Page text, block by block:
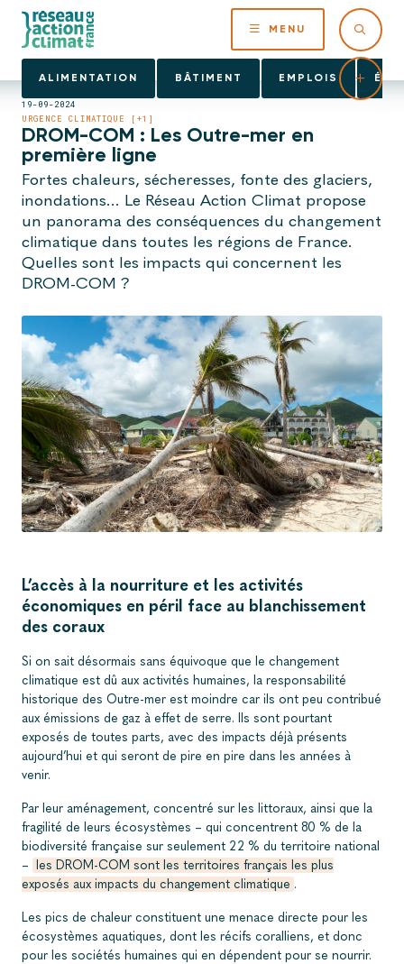
MENU
ALIMENTATION BÂTIMENT EMPLOIS
19-09-2024
URGENCE CLIMATIQUE [+1]
DROM-COM : Les Outre-mer en
première ligne
Fortes chaleurs, sécheresses, fonte des glaciers,
inondations... Le Réseau Action Climat propose
un panorama des conséquences du changement
climatique dans toutes les régions de France.
Quelles sont les impacts qui concernent les
DROM-COM ?
L’accès à la nourriture et les activités
économiques en péril face au blanchissement
des coraux
Si on sait désormais sans équivoque que le changement
climatique est dû aux activités humaines, la responsabilité
historique des Outre-mer est moindre car ils ont peu contribué
aux émissions de gaz à effet de serre. Ils sont pourtant
exposés de toutes parts, avec des impacts déjà présents
aujourd’hui et qui seront de pire en pire dans les années à
venir.
Par leur aménagement, concentré sur les littoraux, ainsi que la
fragilité de leurs écosystèmes – qui concentrent 80 % de la
biodiversité française sur seulement 22 % du territoire national
–
les DROM-COM sont les territoires français les plus
exposés aux impacts du changement climatique .
Les pics de chaleur constituent une menace directe pour les
écosystèmes aquatiques, dont les récifs coralliens, et donc
pour les sociétés humaines qui en dépendent pour se nourrir.